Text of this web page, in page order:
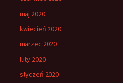
maj 2020
kwiecień 2020
marzec 2020
luty 2020
styczeń 2020